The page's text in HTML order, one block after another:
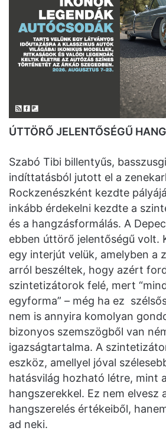
ÚTTÖRŐ JELENTŐSÉGŰ
Szabó Tibi billentyűs,
indíttatásból jutott el a
Rockzenészként kezdte
inkább érdekelni kezdte a
és a hangzásformálás. A
ebben úttörő jelentőségű volt.
egy interjút velük, amelyben a
arról beszéltek, hogy azért
szintetizátorok felé, mert
egyforma” – még ha ez
nem is annyira komolyan
bizonyos szemszögből van
igazságtartalma. A
eszköz, amellyel jóval
hatásvilág hozható létre, mint
hangszerekkel. Ez nem elvesz
hangszerelés értékeiből,
ad neki.